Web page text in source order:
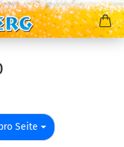
Seite
Seite